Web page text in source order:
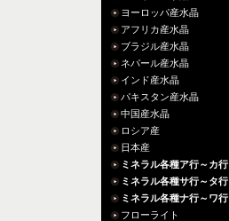
ヨーロッパ産水晶
アフリカ産水晶
ブラジル産水晶
ネパール産水晶
インド産水晶
パキスタン産水晶
中国産水晶
ロシア産
日本産
ミネラル各種ア行～カ行
ミネラル各種サ行～タ行
ミネラル各種ナ行～ワ行
フローライト